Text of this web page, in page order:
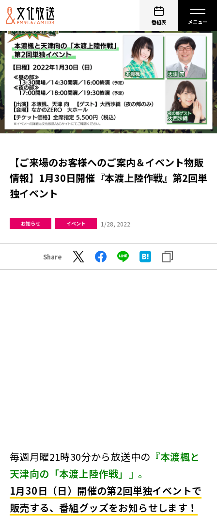
番組表
【ご来場のお客様へのご案内＆イベント物販
情報】1月30日開催『本渡上陸作戦』第2回単
独イベント
お知らせ イベント 1/28, 2022
Share
毎週月曜21時30分から放送中の 『本渡楓と
天津向の「本渡上陸作戦」』。
1月30日（日）開催の第2回単独イベントで
販売する、番組グッズをお知らせします！